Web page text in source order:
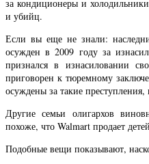
за кондиционеры и
и убийц.
Если вы еще не знали:
осужден в 2009 году за
признался в изнасиловании
приговорен к тюремному
осуждены за такие преступления,
Другие семьи олигархов
похоже, что Walmart продает
Подобные вещи показывают,